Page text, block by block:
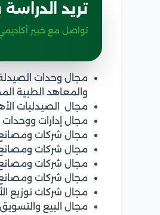
تريد الدراسة
تواصل مع خبير
مجال وحدات
والمعاهد الطبية
مجال الصيدليات
مجال إدارات ووحدات
مجال شركات ومصانع
مجال شركات
مجال شركات ومصانع
مجال شركات ومصانع
مجال شركات توزيع
مجال البيع والتسويق